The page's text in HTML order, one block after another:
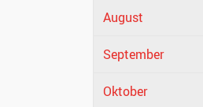
August
September
Oktober